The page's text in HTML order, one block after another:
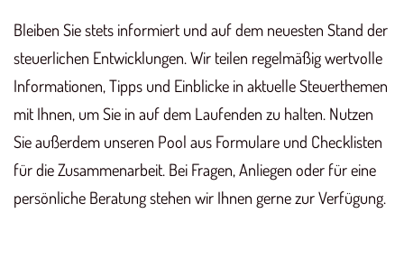
Bleiben Sie stets informiert und auf dem neuesten Stand der
steuerlichen Entwicklungen. Wir teilen regelmäßig wertvolle
Informationen, Tipps und Einblicke in aktuelle Steuerthemen
mit Ihnen, um Sie in auf dem Laufenden zu halten. Nutzen
Sie außerdem unseren Pool aus Formulare und Checklisten
für die Zusammenarbeit. Bei Fragen, Anliegen oder für eine
persönliche Beratung stehen wir Ihnen gerne zur Verfügung.